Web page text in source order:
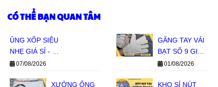
CÓ THỂ BẠN QUAN TÂM
ỦNG XỐP SIÊU
NHẸ GIÁ SỈ - ĐỦ
SIZE ĐỦ MÀU
07/08/2026
GĂNG TAY VẢI
BẠT SỐ 9 GIÁ
SỈ - HÀNG SẴN
NHANH
01/08/2026
XƯỞNG ỐNG
KHO SỈ NÚT